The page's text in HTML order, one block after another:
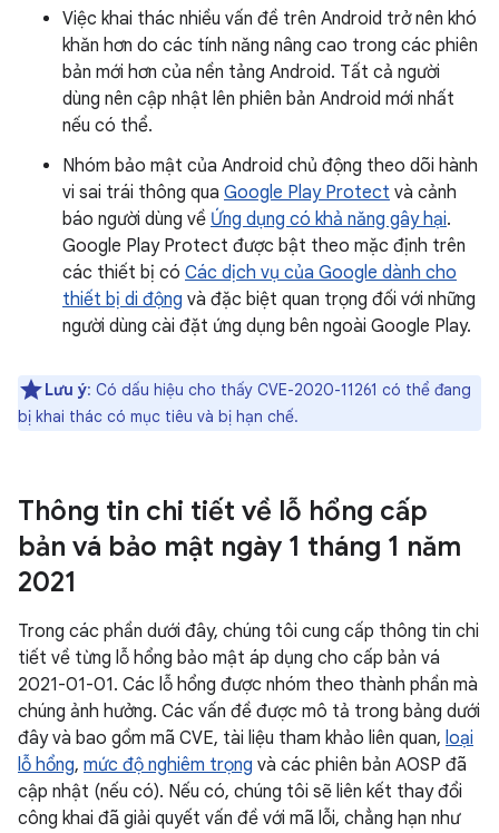
Việc khai thác nhiều vấn đề trên Android trở nên khó
khăn hơn do các tính năng nâng cao trong các phiên
bản mới hơn của nền tảng Android. Tất cả người
dùng nên cập nhật lên phiên bản Android mới nhất
nếu có thể.
Nhóm bảo mật của Android chủ động theo dõi hành
vi sai trái thông qua Google Play Protect và cảnh
báo người dùng về Ứng dụng có khả năng gây hại.
Google Play Protect được bật theo mặc định trên
các thiết bị có Các dịch vụ của Google dành cho
thiết bị di động và đặc biệt quan trọng đối với những
người dùng cài đặt ứng dụng bên ngoài Google Play.
Lưu ý: Có dấu hiệu cho thấy CVE-2020-11261 có thể đang
bị khai thác có mục tiêu và bị hạn chế.
Thông tin chi tiết về lỗ hổng cấp
bản vá bảo mật ngày 1 tháng 1 năm
2021
Trong các phần dưới đây, chúng tôi cung cấp thông tin chi
tiết về từng lỗ hổng bảo mật áp dụng cho cấp bản vá
2021-01-01. Các lỗ hổng được nhóm theo thành phần mà
chúng ảnh hưởng. Các vấn đề được mô tả trong bảng dưới
đây và bao gồm mã CVE, tài liệu tham khảo liên quan, loại
lỗ hổng, mức độ nghiêm trọng và các phiên bản AOSP đã
cập nhật (nếu có). Nếu có, chúng tôi sẽ liên kết thay đổi
công khai đã giải quyết vấn đề với mã lỗi, chẳng hạn như